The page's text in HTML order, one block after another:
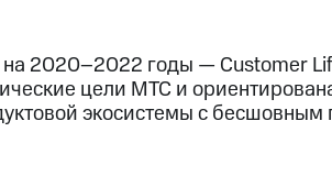
2020–2022 годы — Customer
цели МТС и
экосистемы с